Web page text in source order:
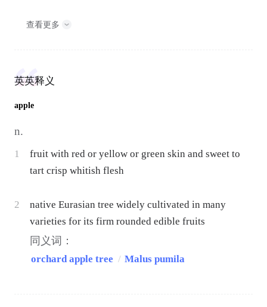
查看更多
英英释义
apple
n.
1
fruit with red or yellow or green skin and sweet to
tart crisp whitish flesh
2
native Eurasian tree widely cultivated in many
varieties for its firm rounded edible fruits
同义词：
orchard apple tree / Malus pumila